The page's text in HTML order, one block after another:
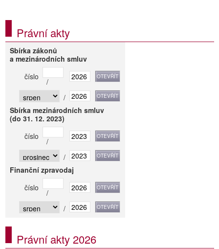
Právní akty
Sbírka zákonů
a mezinárodních smluv
číslo
/
/
Sbírka mezinárodních smluv
(do 31. 12. 2023)
číslo
/
/
Finanční zpravodaj
číslo
/
/
Právní akty 2026